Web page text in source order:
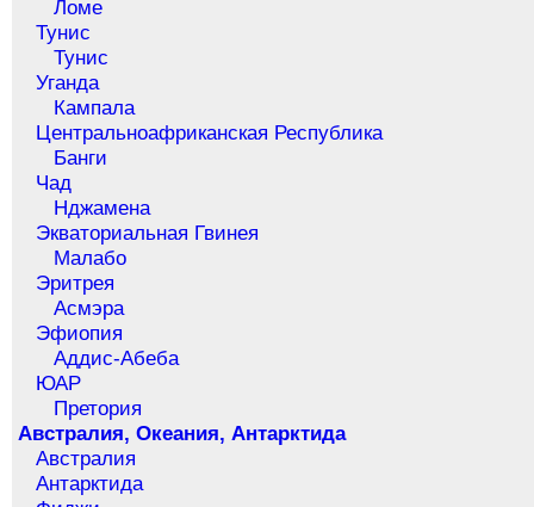
Ломе
Тунис
Тунис
Уганда
Кампала
Центральноафриканская Республика
Банги
Чад
Нджамена
Экваториальная Гвинея
Малабо
Эритрея
Асмэра
Эфиопия
Аддис-Абеба
ЮАР
Претория
Австралия, Океания, Антарктида
Австралия
Антарктида